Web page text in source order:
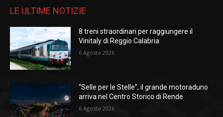
LE ULTIME NOTIZIE
8 treni straordinari per raggiungere il
Vinitaly di Reggio Calabria
6 Agosto 2026
“Selle per le Stelle”, il grande motoraduno
arriva nel Centro Storico di Rende
6 Agosto 2026